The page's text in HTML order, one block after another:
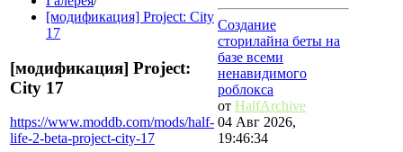
[модификация] Project: City
17
[модификация] Project:
City 17
https://www.moddb.com/mods/half-
life-2-beta-project-city-17
Создание
сторилайна беты на
базе всеми
ненавидимого
роблокса
от HalfArchive
04 Авг 2026,
19:46:34